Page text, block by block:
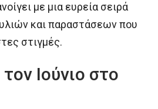
με μια ευρεία σειρά
και παραστάσεων που
στιγμές.
Ιούνιο στο